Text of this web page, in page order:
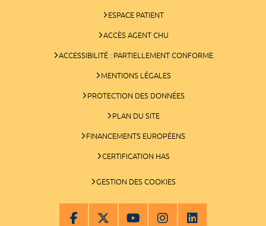
ESPACE PATIENT
ACCÈS AGENT CHU
ACCESSIBILITÉ : PARTIELLEMENT CONFORME
MENTIONS LÉGALES
PROTECTION DES DONNÉES
PLAN DU SITE
FINANCEMENTS EUROPÉENS
CERTIFICATION HAS
GESTION DES COOKIES